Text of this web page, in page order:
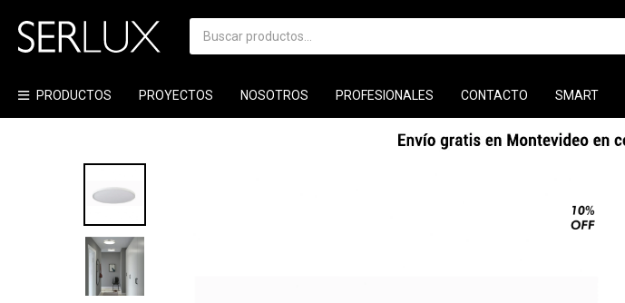
PRODUCTOS PROYECTOS NOSOTROS PROFESIONALES CONTACTO SMART